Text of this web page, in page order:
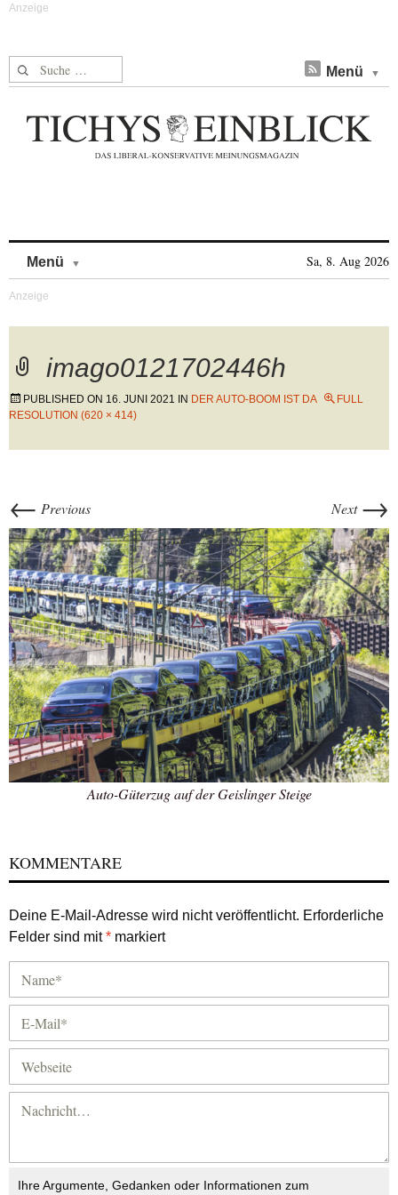
Suche nach: Menü
Menü Sa, 8. Aug 2026
imago0121702446h
PUBLISHED ON 16. JUNI 2021 IN DER AUTO-BOOM IST DA
FULL
RESOLUTION (620 × 414)
← Previous Next →
Auto-Güterzug auf der Geislinger Steige
KOMMENTARE
Deine E-Mail-Adresse wird nicht veröffentlicht. Erforderliche
Felder sind mit* markiert
Ihre Argumente, Gedanken oder Informationen zum